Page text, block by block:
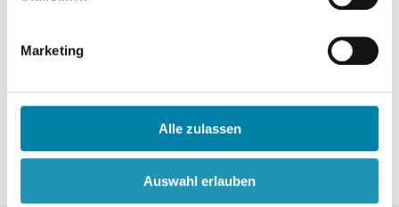
Marketing
Alle zulassen
Auswahl erlauben
Verbildung S. 123